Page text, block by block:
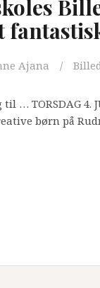
Ajana
… TORSDAG 4.
børn på